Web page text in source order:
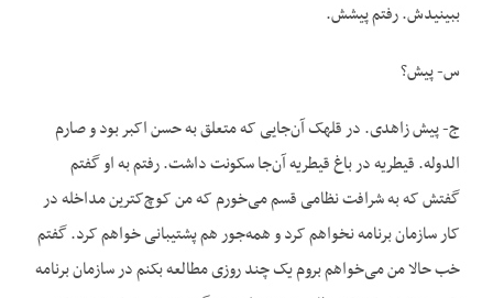
ببینیدش. رفتم پیشش.
س- پیش؟
ج- پیش زاهدی. در قلهک آن‌جایی که متعلق به حسن اکبر بود و صارم
الدوله. قیطریه در باغ قیطریه آن‌جا سکونت داشت. رفتم به او گفتم
گفتش که به شرافت نظامی قسم می‌خورم که من کوچ‌کترین مداخله در
کار سازمان برنامه نخواهم کرد و همه‌جور هم پشتیبانی خواهم کرد. گفتم
خب حالا من می‌خواهم بروم یک چند روزی مطالعه بکنم در سازمان برنامه